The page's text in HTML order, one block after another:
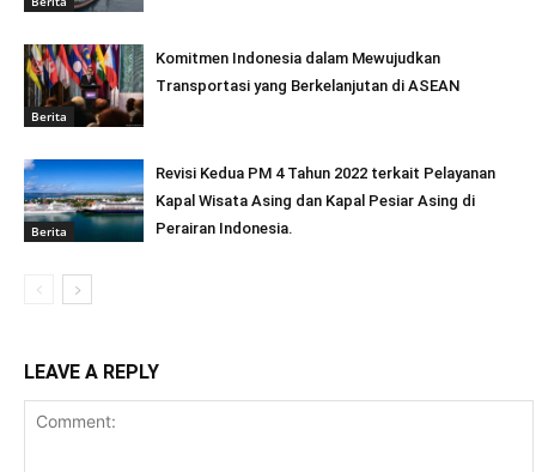
Berita
Komitmen Indonesia dalam Mewujudkan
Transportasi yang Berkelanjutan di ASEAN
Berita
Revisi Kedua PM 4 Tahun 2022 terkait Pelayanan
Kapal Wisata Asing dan Kapal Pesiar Asing di
Perairan Indonesia.
LEAVE A REPLY